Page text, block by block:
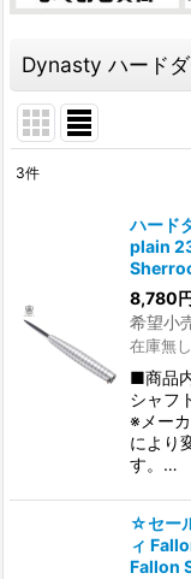
Dynasty ハード
3件
ハード
plain
8,780
希望小
在庫無し
■商品
シャフ
※メー
により
す。…
☆セー
ィ
Fallon